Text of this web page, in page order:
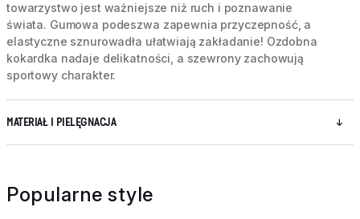
towarzystwo jest ważniejsze niż ruch i poznawanie
świata. Gumowa podeszwa zapewnia przyczepność, a
elastyczne sznurowadła ułatwiają zakładanie! Ozdobna
kokardka nadaje delikatności, a szewrony zachowują
sportowy charakter.
MATERIAŁ I PIELĘGNACJA
Popularne style